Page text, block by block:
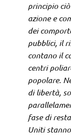
principio
azione e
dei
pubblici, il
contano il
centri
popolare.
di libertà,
fase di
Uniti